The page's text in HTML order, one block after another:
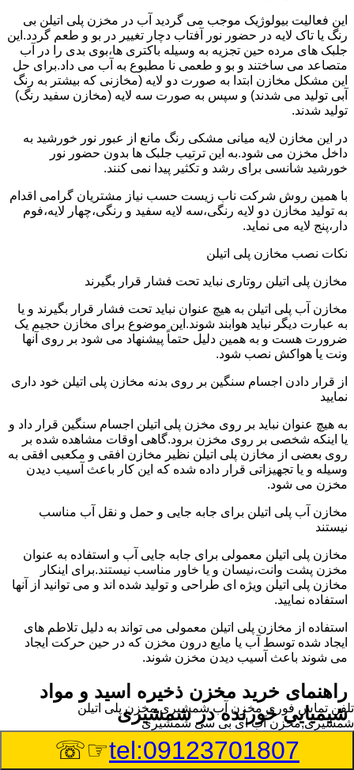
این فعالیت بیولوژیک موجب می گردید آب در مخزن پلی اتیلن بی
رنگ یا تاک لایه در حضور نور آفتاب دچار تغییر در بو و طعم گردد.این
جلبک های مرده حین تجزیه به وسیله باکتری ها،بوی بدی را در آب
متصاعد می ساختند و بو و طعمی نا مطبوع به آب می داد.برای حل
این مشکل مخازن ابتدا به صورت دو لایه (مخازنی که بیشتر به رنگ
آبی تولید می شدند) و سپس به صورت سه لایه (مخازن سفید رنگ)
تولید شدند.
در این مخازن لایه میانی مشکی رنگ مانع از عبور نور خورشید به
داخل مخزن می شود.به این ترتیب جلبک ها بدون حضور نور
خورشید شانسی برای رشد و تکثیر پیدا نمی کنند.
با همین روش شرکت ناب زیست حسب نیاز مشتریان گرامی اقدام
به تولید مخازن دو لایه رنگی،سه لایه سفید و رنگی،چهار لایه،فوم
دار،پنج لایه می نماید.
نکات نصب مخازن پلی اتیلن
مخازن پلی اتیلن روتاری نباید تحت فشار قرار بگیرند
مخازن آب پلی اتیلن به هیچ عنوان نباید تحت فشار قرار بگیرند و یا
به عبارت دیگر نباید هوابند شوند.این موضوع برای مخازن حجیم یک
ضرورت هست و به همین دلیل حتماً پیشنهاد می شود بر روی آنها
ونت یا هواکش نصب شود.
از قرار دادن اجسام سنگین بر روی بدنه مخازن پلی اتیلن خود داری
نمایید
به هیچ عنوان نباید بر روی مخزن پلی اتیلن اجسام سنگین قرار داد و
یا اینکه شخصی بر روی مخزن برود.گاهی اوقات مشاهده شده بر
روی بعضی از مخازن پلی اتیلن نظیر مخازن افقی و مکعبی افقی به
وسیله و یا تجهیزاتی قرار داده شده که این کار باعث آسیب دیدن
مخزن می شود.
مخازن آب پلی اتیلن برای جابه جایی و حمل و نقل آب مناسب
نیستند
مخازن پلی اتیلن معمولی برای جابه جایی آب و استفاده به عنوان
مخزن پشت وانت،نیسان و یا خاور مناسب نیستند.برای اینکار
مخازن پلی اتیلن ویژه ای طراحی و تولید شده اند و می توانید از آنها
استفاده نمایید.
استفاده از مخازن پلی اتیلن معمولی می تواند به دلیل تلاطم های
ایجاد شده توسط آب یا مایع درون مخزن که در حین حرکت ایجاد
می شوند باعث آسیب دیدن مخزن شوند.
راهنمای خرید مخزن ذخیره اسید و مواد
شیمیایی خورنده در شمشیری
مخزن ذخیره اسید و مواد شیمیایی باید به گونه ای تولید شوند که
بتوانند در برابر چگالی نسبتا بالا و خورندگی انواع اسیدها مقاومت
تلفن تماس فوری مخزن آب شمشیری,مخزن پلی اتیلن
شمشیری,مخزن آب ای بی سی شمشیری
tel:09123701807
☞☏